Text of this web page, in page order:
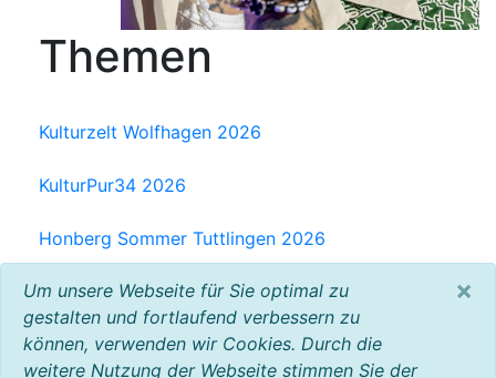
Themen
Kulturzelt Wolfhagen 2026
KulturPur34 2026
Honberg Sommer Tuttlingen 2026
Milchwerk Musik Festival Radolfzell 2025
Baltic Open Air 2025
VW Bus Festival 2023
Um unsere Webseite für Sie optimal zu
gestalten und fortlaufend verbessern zu
können, verwenden wir Cookies. Durch die
weitere Nutzung der Webseite stimmen Sie der
×